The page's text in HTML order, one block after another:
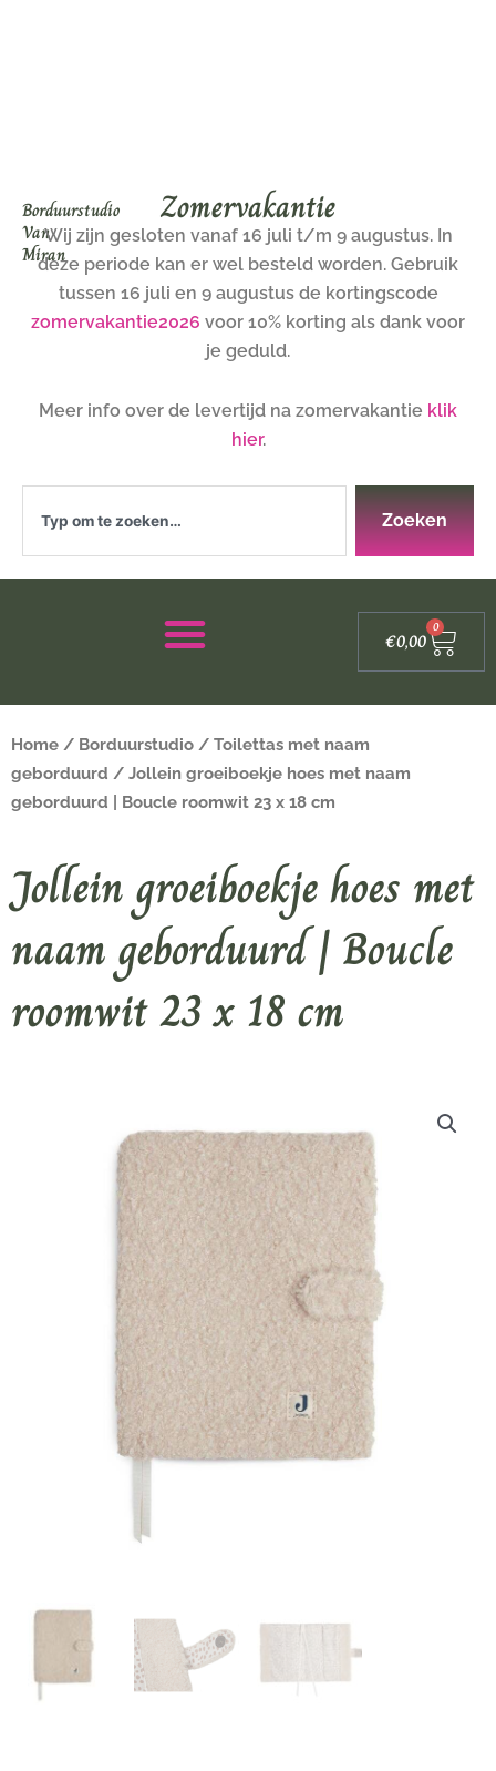
Borduurstudio
Van
Miran
Zomervakantie
Wij zijn gesloten vanaf 16 juli t/m 9 augustus. In
deze periode kan er wel besteld worden. Gebruik
tussen 16 juli en 9 augustus de kortingscode
zomervakantie2026 voor 10% korting als dank voor
je geduld.
Meer info over de levertijd na zomervakantie klik
hier.
Zoeken
€0,00
0
Home / Borduurstudio / Toilettas met naam
geborduurd / Jollein groeiboekje hoes met naam
geborduurd | Boucle roomwit 23 x 18 cm
Jollein groeiboekje hoes met
naam geborduurd | Boucle
roomwit 23 x 18 cm